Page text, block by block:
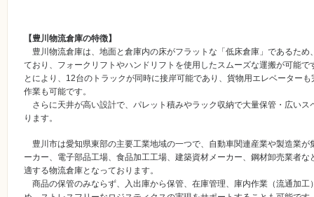
【豊川物流倉庫の特徴】
豊川物流倉庫は、地面と倉庫内の床がフラットな「低床倉庫」であるため
ており、フォークリフトやハンドリフトを使用したスムーズな運搬が可能
とにより、12台のトラックが同時に接岸可能であり、貨物用エレベーター
作業も可能です。
さらに天井が高い設計で、パレット積みやラック収納で大量保管・広いス
ります。
豊川市は愛知県東部の主要工業地域の一つで、自動車関連産業や製造業が
ーカー、電子部品工場、食品加工工場、建築資材メーカー、鋼材卸売業者
適する物流倉庫となっております。
商品の保管のみならず、入出庫から保管、在庫管理、庫内作業（流通加工